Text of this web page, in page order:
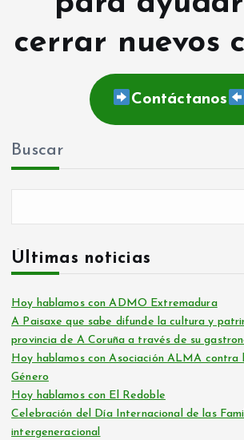
cerrar nuevos
Contáctanos
Buscar
Últimas noticias
Hoy hablamos con ADMO Extremadura
A Paisaxe que sabe difunde la cultura y
provincia de A Coruña a través de su
Hoy hablamos con Asociación ALMA contra
Género
Hoy hablamos con El Redoble
Celebración del Día Internacional de las
intergeneracional